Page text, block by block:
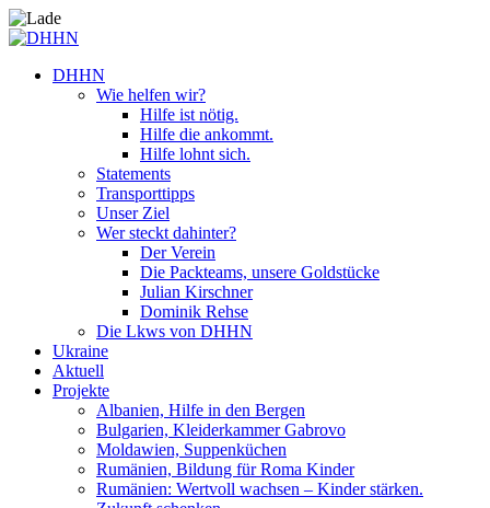
DHHN
Wie helfen wir?
Hilfe ist nötig.
Hilfe die ankommt.
Hilfe lohnt sich.
Statements
Transporttipps
Unser Ziel
Wer steckt dahinter?
Der Verein
Die Packteams, unsere Goldstücke
Julian Kirschner
Dominik Rehse
Die Lkws von DHHN
Ukraine
Aktuell
Projekte
Albanien, Hilfe in den Bergen
Bulgarien, Kleiderkammer Gabrovo
Moldawien, Suppenküchen
Rumänien, Bildung für Roma Kinder
Rumänien: Wertvoll wachsen – Kinder stärken.